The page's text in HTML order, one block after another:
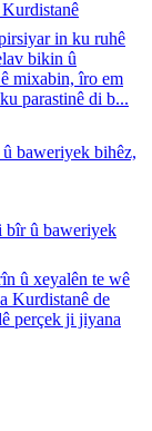
in ku ruhê
bikin û
mixabin, îro em
parastinê di b...
baweriyek bihêz,
û xeyalên te wê
Kurdistanê de
perçek ji jiyana